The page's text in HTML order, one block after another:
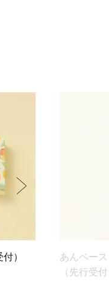
）
あんペー
（先行受